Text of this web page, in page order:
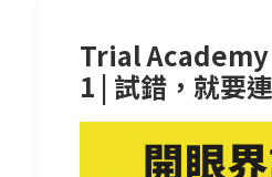
Trial Academy
1 | 試錯，就要